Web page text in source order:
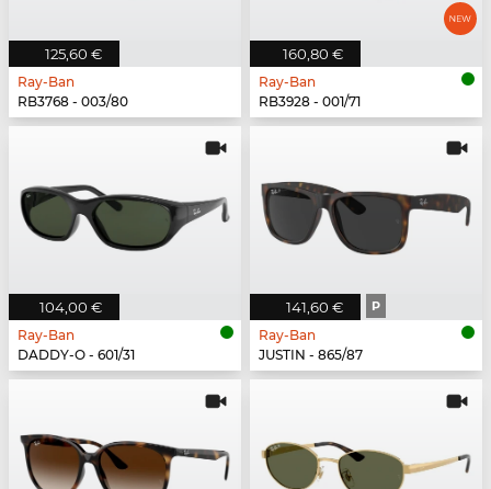
125,60 €
Ray-Ban
RB3768 - 003/80
160,80 €
Ray-Ban
RB3928 - 001/71
104,00 €
Ray-Ban
DADDY-O - 601/31
141,60 € P
Ray-Ban
JUSTIN - 865/87